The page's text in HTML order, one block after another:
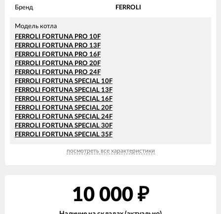
Бренд FERROLI
Модель котла
FERROLI FORTUNA PRO 10F
FERROLI FORTUNA PRO 13F
FERROLI FORTUNA PRO 16F
FERROLI FORTUNA PRO 20F
FERROLI FORTUNA PRO 24F
FERROLI FORTUNA SPECIAL 10F
FERROLI FORTUNA SPECIAL 13F
FERROLI FORTUNA SPECIAL 16F
FERROLI FORTUNA SPECIAL 20F
FERROLI FORTUNA SPECIAL 24F
FERROLI FORTUNA SPECIAL 30F
FERROLI FORTUNA SPECIAL 35F
посмотреть все характеристики
10 000 ₽